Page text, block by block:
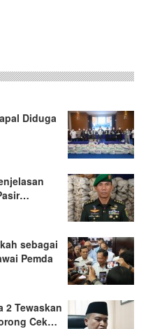
Diduga
sebagai
Pemda
2 Tewaskan
Cek…